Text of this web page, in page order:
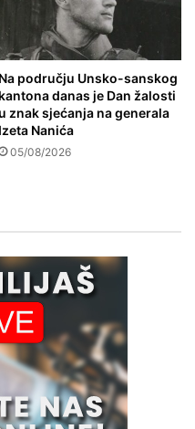
Na području Unsko-sanskog
kantona danas je Dan žalosti
u znak sjećanja na generala
Izeta Nanića
05/08/2026